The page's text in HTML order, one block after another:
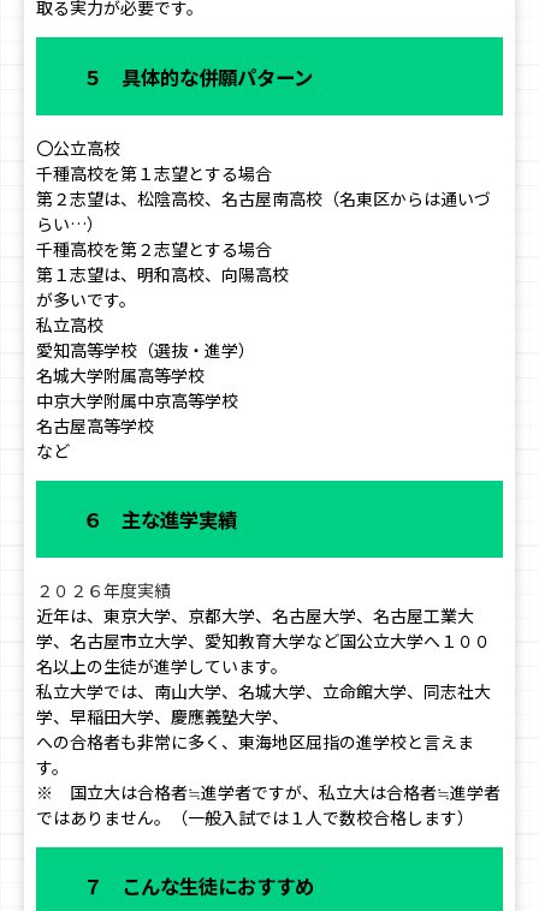
取る実力が必要です。
５ 具体的な併願パターン
〇公立高校
千種高校を第１志望とする場合
第２志望は、松陰高校、名古屋南高校（名東区からは通いづ
らい…）
千種高校を第２志望とする場合
第１志望は、明和高校、向陽高校
が多いです。
私立高校
愛知高等学校（選抜・進学）
名城大学附属高等学校
中京大学附属中京高等学校
名古屋高等学校
など
６ 主な進学実績
２０２６年度実績
近年は、東京大学、京都大学、名古屋大学、名古屋工業大
学、名古屋市立大学、愛知教育大学など国公立大学へ１００
名以上の生徒が進学しています。
私立大学では、南山大学、名城大学、立命館大学、同志社大
学、早稲田大学、慶應義塾大学、
への合格者も非常に多く、東海地区屈指の進学校と言えま
す。
※ 国立大は合格者≒進学者ですが、私立大は合格者≒進学者
ではありません。（一般入試では１人で数校合格します）
７ こんな生徒におすすめ